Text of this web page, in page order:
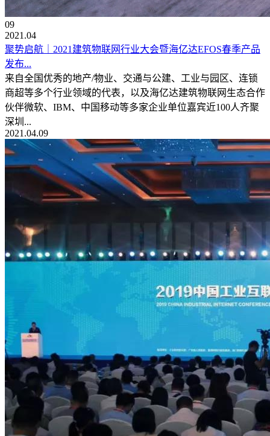
09
2021.04
聚势启航｜2021建筑物联网行业大会暨海亿达EFOS春季产品
发布...
来自全国优秀的地产/物业、交通与公建、工业与园区、连锁
商超等多个行业领域的代表，以及海亿达建筑物联网生态合作
伙伴微软、IBM、中国移动等多家企业单位嘉宾近100人齐聚
深圳...
2021.04.09